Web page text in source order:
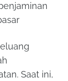
Saat ini,